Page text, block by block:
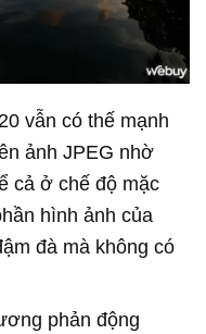
vẫn có thế mạnh
ảnh JPEG nhờ
cả ở chế độ mặc
hình ảnh của
đà mà không có
phản động